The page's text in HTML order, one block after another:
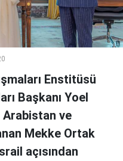
Enstitüsü
Başkanı Yoel
Arabistan ve
Mekke Ortak
açısından